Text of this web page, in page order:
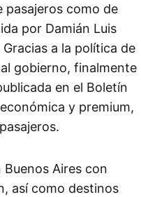
pasajeros como de
por Damián Luis
a la política de
gobierno, finalmente
en el Boletín
y premium,
Aires con
así como destinos